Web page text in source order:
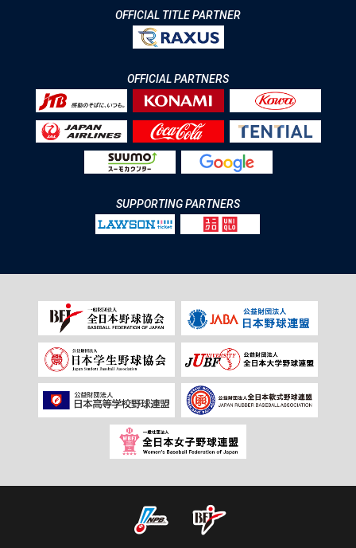
OFFICIAL TITLE PARTNER
OFFICIAL PARTNERS
SUPPORTING PARTNERS